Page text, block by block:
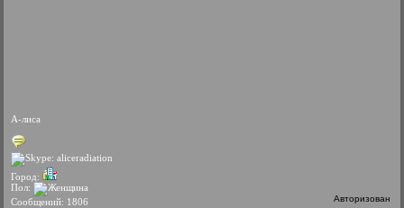
А-лиса
Город:
Пол:
Сообщений: 1806
Авторизован